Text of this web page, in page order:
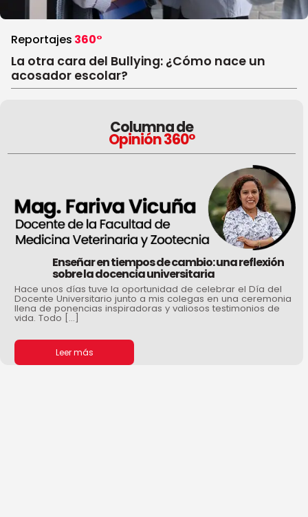
Reportajes 360°
La otra cara del Bullying: ¿Cómo nace un
acosador escolar?
Columna de
Opinión 360°
Enseñar en tiempos de cambio: una reflexión
sobre la docencia universitaria
Hace unos días tuve la oportunidad de celebrar el Día del
Docente Universitario junto a mis colegas en una ceremonia
llena de ponencias inspiradoras y valiosos testimonios de
vida. Todo […]
Leer más